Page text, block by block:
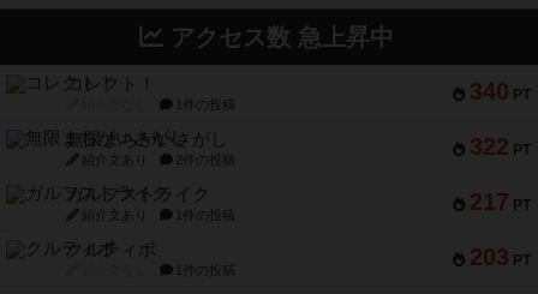
アクセス数 急上昇中
340 PT
コレクト！
1件の投稿
322 PT
無限まちがいさがし
紹介文あり 2件の投稿
217 PT
ガルフストライク
紹介文あり 1件の投稿
203 PT
クルティボ
1件の投稿